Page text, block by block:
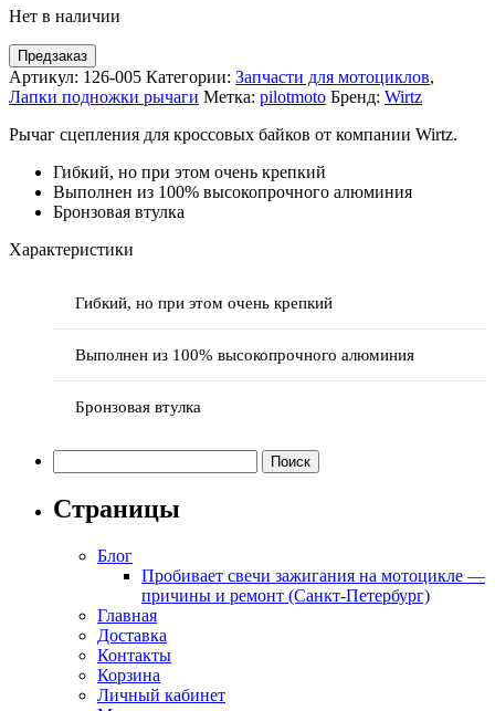
03-
Нет в наличии
Предзаказ
Артикул: 126-005 Категории: Запчасти для мотоциклов,
Лапки подножки рычаги Метка: pilotmoto Бренд: Wirtz
Рычаг сцепления для кроссовых байков от компании Wirtz.
Гибкий, но при этом очень крепкий
Выполнен из 100% высокопрочного алюминия
Бронзовая втулка
Характеристики
Гибкий, но при этом очень крепкий
Выполнен из 100% высокопрочного алюминия
Бронзовая втулка
Страницы
Блог
Пробивает свечи зажигания на мотоцикле —
причины и ремонт (Санкт-Петербург)
Главная
Доставка
Контакты
Корзина
Личный кабинет